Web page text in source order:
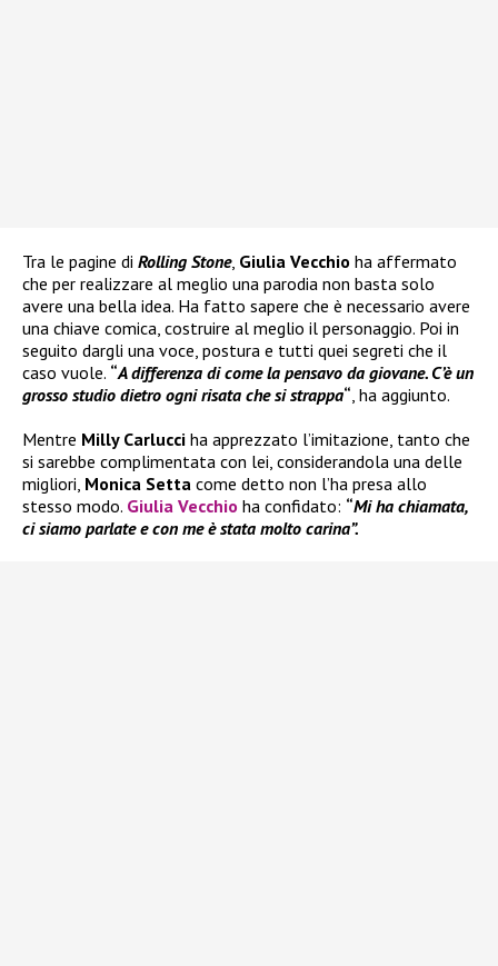
Tra le pagine di Rolling Stone, Giulia Vecchio ha affermato
che per realizzare al meglio una parodia non basta solo
avere una bella idea. Ha fatto sapere che è necessario avere
una chiave comica, costruire al meglio il personaggio. Poi in
seguito dargli una voce, postura e tutti quei segreti che il
caso vuole. “A differenza di come la pensavo da giovane. C’è un
grosso studio dietro ogni risata che si strappa“, ha aggiunto.
Mentre Milly Carlucci ha apprezzato l’imitazione, tanto che
si sarebbe complimentata con lei, considerandola una delle
migliori, Monica Setta come detto non l’ha presa allo
stesso modo. Giulia Vecchio ha confidato: “Mi ha chiamata,
ci siamo parlate e con me è stata molto carina”.